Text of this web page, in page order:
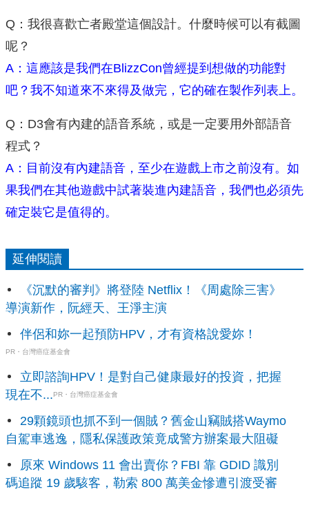
Q：我很喜歡亡者殿堂這個設計。什麼時候可以有截圖
呢？
A：這應該是我們在BlizzCon曾經提到想做的功能對
吧？我不知道來不來得及做完，它的確在製作列表上。
Q：D3會有內建的語音系統，或是一定要用外部語音
程式？
A：目前沒有內建語音，至少在遊戲上市之前沒有。如
果我們在其他遊戲中試著裝進內建語音，我們也必須先
確定裝它是值得的。
延伸閱讀
《沉默的審判》將登陸 Netflix！《周處除三害》
導演新作，阮經天、王淨主演
伴侶和妳一起預防HPV，才有資格說愛妳！
PR・台灣癌症基金會
立即諮詢HPV！是對自己健康最好的投資，把握
現在不...PR・台灣癌症基金會
29顆鏡頭也抓不到一個賊？舊金山竊賊搭Waymo
自駕車逃逸，隱私保護政策竟成警方辦案最大阻礙
原來 Windows 11 會出賣你？FBI 靠 GDID 識別
碼追蹤 19 歲駭客，勒索 800 萬美金慘遭引渡受審